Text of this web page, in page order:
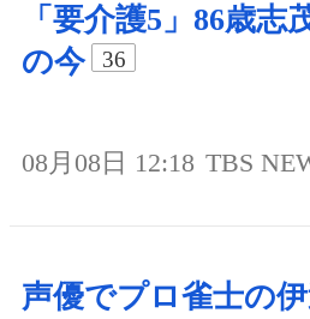
「要介護5」86歳志
の今
36
08月08日 12:18 TBS
声優でプロ雀士の